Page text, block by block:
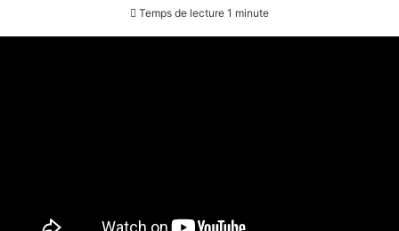
Temps de lecture 1 minute